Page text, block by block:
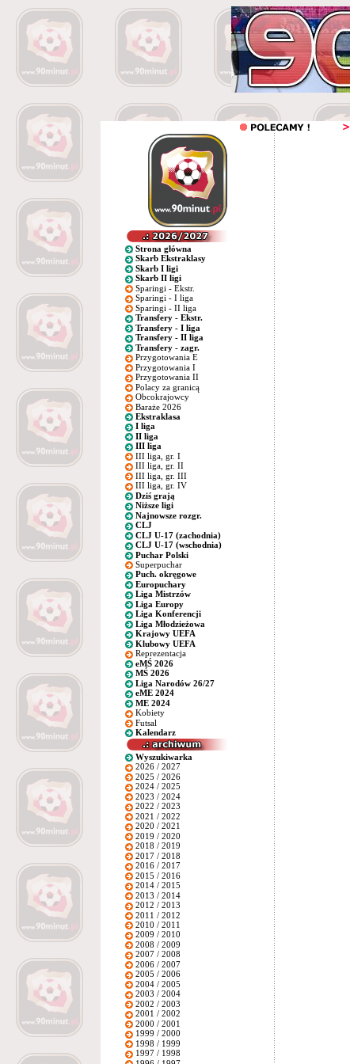
Strona główna
Skarb Ekstraklasy
Skarb I ligi
Skarb II ligi
Sparingi - Ekstr.
Sparingi - I liga
Sparingi - II liga
Transfery - Ekstr.
Transfery - I liga
Transfery - II liga
Transfery - zagr.
Przygotowania E
Przygotowania I
Przygotowania II
Polacy za granicą
Obcokrajowcy
Baraże 2026
Ekstraklasa
I liga
II liga
III liga
III liga, gr. I
III liga, gr. II
III liga, gr. III
III liga, gr. IV
Dziś grają
Niższe ligi
Najnowsze rozgr.
CLJ
CLJ U-17 (zachodnia)
CLJ U-17 (wschodnia)
Puchar Polski
Superpuchar
Puch. okręgowe
Europuchary
Liga Mistrzów
Liga Europy
Liga Konferencji
Liga Młodzieżowa
Krajowy UEFA
Klubowy UEFA
Reprezentacja
eMŚ 2026
MŚ 2026
Liga Narodów 26/27
eME 2024
ME 2024
Kobiety
Futsal
Kalendarz
Wyszukiwarka
2026 / 2027
2025 / 2026
2024 / 2025
2023 / 2024
2022 / 2023
2021 / 2022
2020 / 2021
2019 / 2020
2018 / 2019
2017 / 2018
2016 / 2017
2015 / 2016
2014 / 2015
2013 / 2014
2012 / 2013
2011 / 2012
2010 / 2011
2009 / 2010
2008 / 2009
2007 / 2008
2006 / 2007
2005 / 2006
2004 / 2005
2003 / 2004
2002 / 2003
2001 / 2002
2000 / 2001
1999 / 2000
1998 / 1999
1997 / 1998